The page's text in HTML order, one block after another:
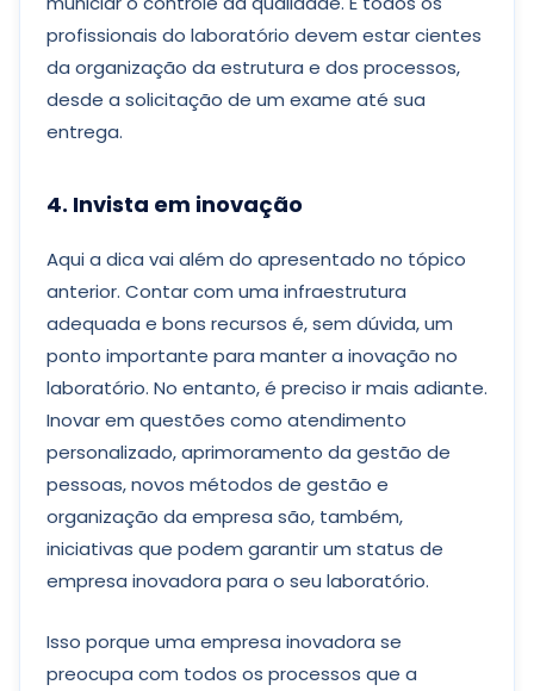
profissionais do laboratório devem estar cientes
da organização da estrutura e dos processos,
desde a solicitação de um exame até sua
entrega.
4. Invista em inovação
Aqui a dica vai além do apresentado no tópico
anterior. Contar com uma infraestrutura
adequada e bons recursos é, sem dúvida, um
ponto importante para manter a inovação no
laboratório. No entanto, é preciso ir mais adiante.
Inovar em questões como atendimento
personalizado, aprimoramento da gestão de
pessoas, novos métodos de gestão e
organização da empresa são, também,
iniciativas que podem garantir um status de
empresa inovadora para o seu laboratório.
Isso porque uma empresa inovadora se
preocupa com todos os processos que a